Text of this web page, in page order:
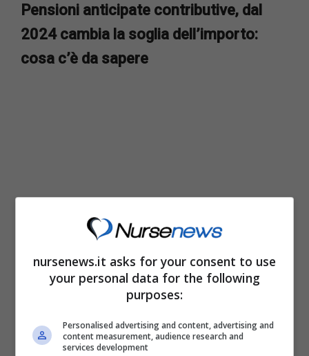
Pensioni anticipate contributive, dal
2024 cambia la soglia dell’importo:
cosa c’è da sapere
Come tutte le misure pensionistiche in essere
anche l’assegno sociale si indicizza
annualmente al tasso di inflazione segnalato.
All’inizio del 2023 questa misura è stata
nursenews.it asks for your consent to use
your personal data for the following
purposes:
Personalised advertising and content, advertising and
content measurement, audience research and
services development